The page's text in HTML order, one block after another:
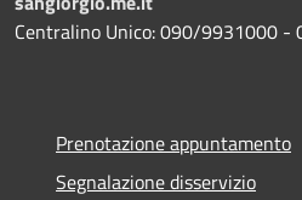
Centralino Unico: 090/9931000 -
Prenotazione appuntamento
Segnalazione disservizio